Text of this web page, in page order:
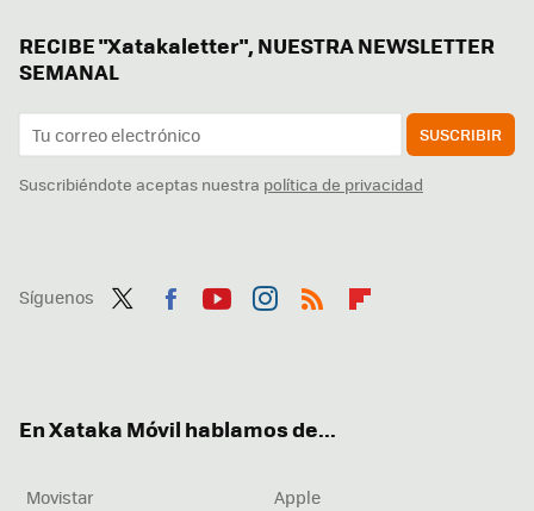
RECIBE "Xatakaletter", NUESTRA NEWSLETTER
SEMANAL
SUSCRIBIR
Suscribiéndote aceptas nuestra política de privacidad
Síguenos
En Xataka Móvil hablamos de...
Movistar
Apple